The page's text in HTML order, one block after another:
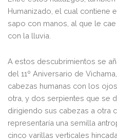
Humanizado, el cual contiene
sapo con manos, al que le
con la lluvia.
A estos descubrimientos se
del 11º Aniversario de
cabezas humanas con los
otra, y dos serpientes que se
dirigiendo sus cabezas a otra
representaría una semilla
cinco varillas verticales